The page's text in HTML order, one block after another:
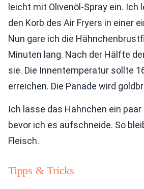
leicht mit Olivenöl-Spray ein. Ich
den Korb des Air Fryers in einer
Nun gare ich die
Minuten lang. Nach der Hälfte
sie. Die Innentemperatur sollte
erreichen. Die Panade wird
Ich lasse das Hähnchen ein
bevor ich es aufschneide. So
Fleisch.
Tipps & Tricks